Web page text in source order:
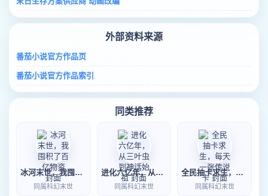
外部资料来源
番茄小说官方作品页
番茄小说官方作品索引
同类推荐
冰河末世，我囤积了百亿物资
同属科幻末世
进化六亿年，从三叶虫到神话始祖
同属科幻末世
全民抽卡求生，每天一张传说卡
同属科幻末世